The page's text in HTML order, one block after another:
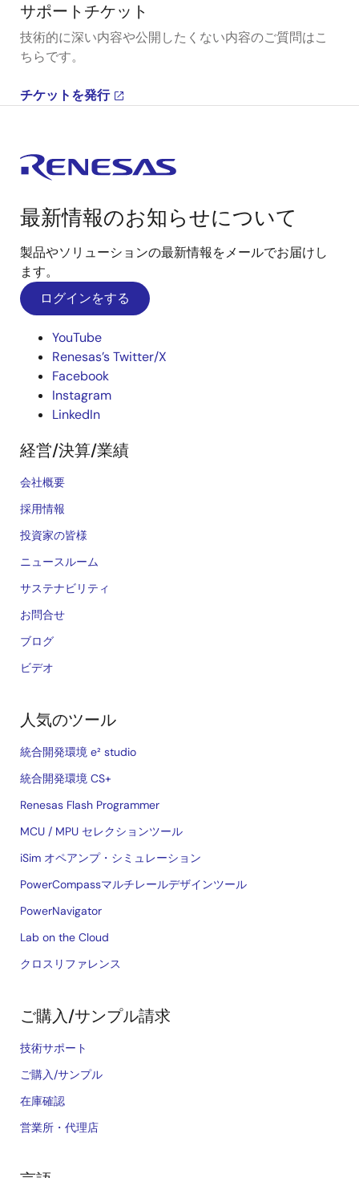
サポートチケット
技術的に深い内容や公開したくない内容のご質問はこ
ちらです。
チケットを発行
最新情報のお知らせについて
製品やソリューションの最新情報をメールでお届けし
ます。
ログインをする
YouTube
Renesas’s Twitter/X
Facebook
Instagram
LinkedIn
経営/決算/業績
会社概要
採用情報
投資家の皆様
ニュースルーム
サステナビリティ
お問合せ
ブログ
ビデオ
人気のツール
統合開発環境 e² studio
統合開発環境 CS+
Renesas Flash Programmer
MCU / MPU セレクションツール
iSim オペアンプ・シミュレーション
PowerCompassマルチレールデザインツール
PowerNavigator
Lab on the Cloud
クロスリファレンス
ご購入/サンプル請求
技術サポート
ご購入/サンプル
在庫確認
営業所・代理店